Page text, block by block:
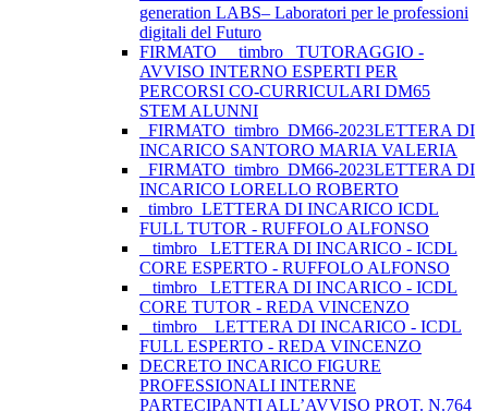
generation LABS– Laboratori per le professioni
digitali del Futuro
FIRMATO__ timbro _TUTORAGGIO -
AVVISO INTERNO ESPERTI PER
PERCORSI CO-CURRICULARI DM65
STEM ALUNNI
_FIRMATO_timbro_DM66-2023LETTERA DI
INCARICO SANTORO MARIA VALERIA
_FIRMATO_timbro_DM66-2023LETTERA DI
INCARICO LORELLO ROBERTO
_timbro_LETTERA DI INCARICO ICDL
FULL TUTOR - RUFFOLO ALFONSO
_ timbro _LETTERA DI INCARICO - ICDL
CORE ESPERTO - RUFFOLO ALFONSO
_ timbro _LETTERA DI INCARICO - ICDL
CORE TUTOR - REDA VINCENZO
_ timbro _ LETTERA DI INCARICO - ICDL
FULL ESPERTO - REDA VINCENZO
DECRETO INCARICO FIGURE
PROFESSIONALI INTERNE
PARTECIPANTI ALL’AVVISO PROT. N.764